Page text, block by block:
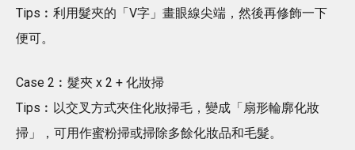
Tips︰利用髮夾的「V字」畫眼線尖端，然後再修飾一下
便可。
Case 2︰髮夾 x 2 + 化妝掃
Tips︰以交叉方式夾住化妝掃毛，變成「扇形輪廓化妝
掃」，可用作蜜粉掃或掃除多餘化妝品和毛髮。